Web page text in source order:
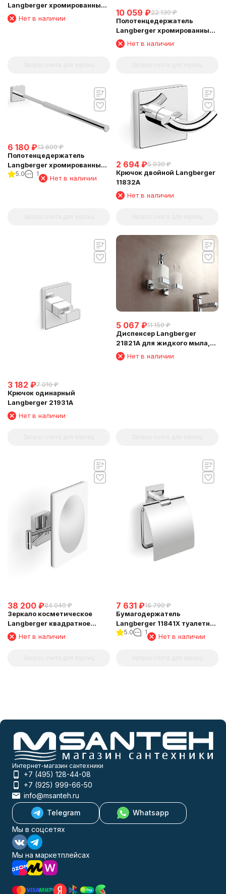
Langberger хромированный
к стене одинарный 65 см
11801A
Нет в наличии
10 059 ₽22 130 ₽
Полотенцедержатель
Langberger хромированный
к стене двойной поворотный
11808E
Нет в наличии
6 180 ₽13 600 ₽
Полотенцедержатель
Langberger хромированный
к стене телескопический
33-53 см 11809A
5.0 1
Нет в наличии
2 694 ₽5 930 ₽
Крючок двойной Langberger
11832A
Нет в наличии
3 182 ₽7 010 ₽
Крючок одинарный
Langberger 21931A
Нет в наличии
5 067 ₽11 150 ₽
Диспенсер Langberger
21821A для жидкого мыла,
стеклянный, к стене,
квадратный
Нет в наличии
38 200 ₽84 040 ₽
Зеркало косметическое
Langberger квадратное
поворотное с подсветкой
73485
Нет в наличии
7 631 ₽16 790 ₽
Бумагодержатель
Langberger 11841X туалетной
бумаги с крышкой
5.0 1
Нет в наличии
Интернет-магазин сантехники
+7 (495) 128-44-08
+7 (925) 999-66-50
info@msanteh.ru
Telegram
Whatsapp
Мы в соцсетях
Мы на маркетплейсах